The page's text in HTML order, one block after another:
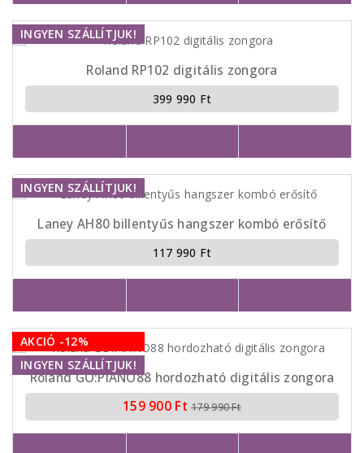
INGYEN SZÁLLÍTJUK!
Roland RP102 digitális zongora
399 990 Ft
INGYEN SZÁLLÍTJUK!
Laney AH80 billentyűs hangszer kombó erősítő
117 990 Ft
AKCIÓ -12%
INGYEN SZÁLLÍTJUK!
Roland GO:PIANO88 hordozható digitális zongora
159 900 Ft 179 990 Ft